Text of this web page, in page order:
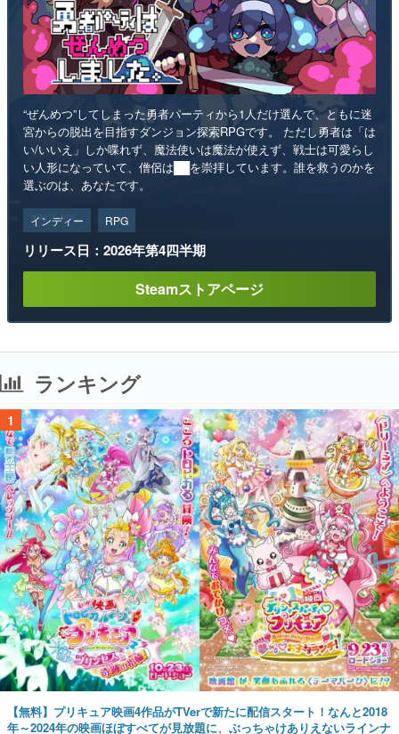
“ぜんめつ”してしまった勇者パーティから1人だけ選んで、ともに迷
宮からの脱出を目指すダンジョン探索RPGです。 ただし勇者は「は
い/いいえ」しか喋れず、魔法使いは魔法が使えず、戦士は可愛らし
い人形になっていて、僧侶は██を崇拝しています。誰を救うのかを
選ぶのは、あなたです。
インディー RPG
リリース日：2026年第4四半期
ランキング
1
【無料】プリキュア映画4作品がTVerで新たに配信スタート！なんと2018
年～2024年の映画ほぼすべてが見放題に、ぶっちゃけありえないラインナ
ップ